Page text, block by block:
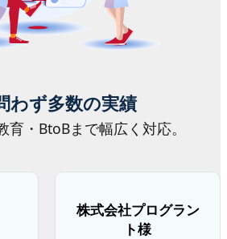
わず多数の実績
育・BtoBまで幅広く対応。
株式会社プログラン
ト様